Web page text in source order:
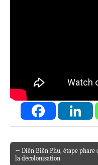
Post navigation
← Diên Biên Phu, étape phare
la décolonisation